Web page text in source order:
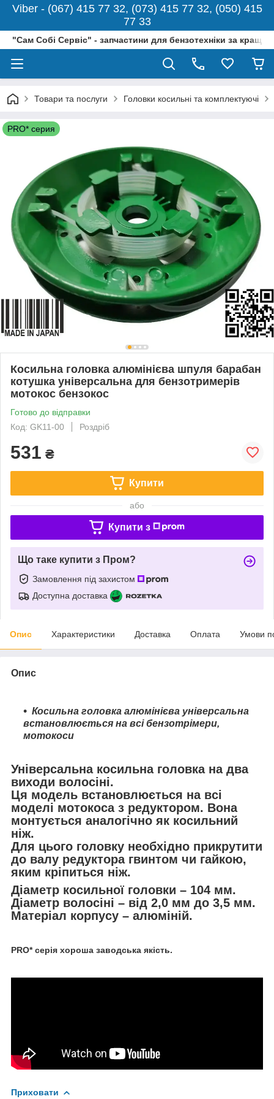
Viber - (067) 415 77 32, (073) 415 77 32, (050) 415
77 33
"Сам Собі Сервіс" - запчастини для бензотехніки за
Товари та послуги Головки косильні та комплектуючі
PRO* серия
Косильна головка алюмінієва шпуля барабан
котушка універсальна для бензотримерів
мотокос бензокос
Готово до відправки
Код: GK11-00
Роздріб
531 ₴
Купити
або
Купити з
Що таке купити з Пром?
Замовлення під захистом
Доступна доставка
Опис Характеристики Доставка Оплата Умови
Опис
Косильна головка алюмінієва універсальна
встановлюється на всі бензотрімери,
мотокоси
Універсальна косильна головка на два
виходи волосіні.
Ця модель встановлюється на всі
моделі мотокоса з редуктором. Вона
монтується аналогічно як косильний
ніж.
Для цього головку необхідно прикрутити
до валу редуктора гвинтом чи гайкою,
яким кріпиться ніж.
Діаметр косильної головки – 104 мм.
Діаметр волосіні – від 2,0 мм до 3,5 мм.
Матеріал корпусу – алюміній.
PRO* серія хороша заводська якість.
Приховати